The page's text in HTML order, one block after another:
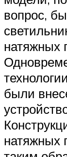
вопрос,
натяжных
были
натяжных